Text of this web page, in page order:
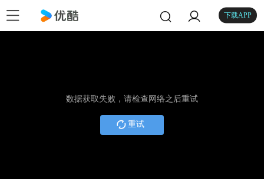
下载APP
数据获取失败，请检查网络之后重试
重试